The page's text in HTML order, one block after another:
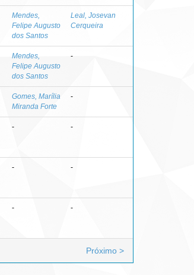
Mendes,
Felipe Augusto
dos Santos
Leal, Josevan
Cerqueira
Mendes,
Felipe Augusto
dos Santos
-
Gomes, Marília
Miranda Forte
-
- -
- -
- -
Próximo >